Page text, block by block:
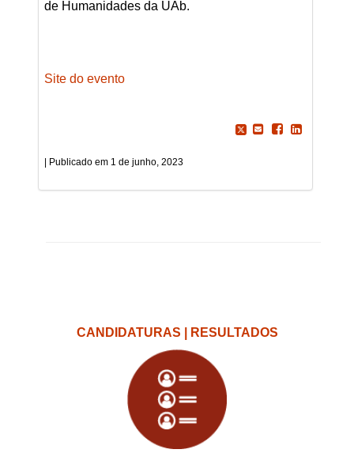
de Humanidades da UAb.
Site do evento
1 de junho, 2023
CANDIDATURAS | RESULTADOS